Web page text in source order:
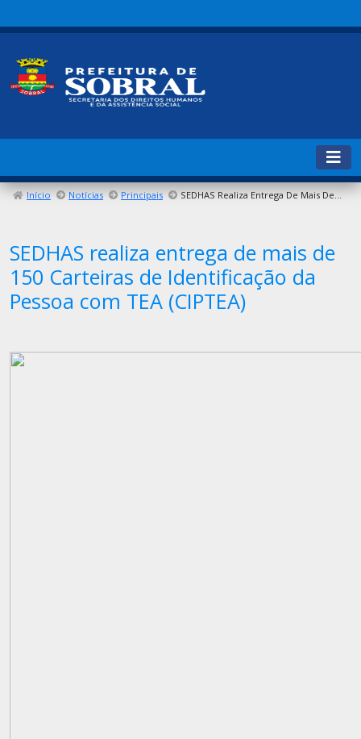
Início Notícias Principais SEDHAS Realiza Entrega De Mais De 150 Carteiras De Identificação Da Pessoa Com TEA (CIPTEA)
SEDHAS realiza entrega de mais de
150 Carteiras de Identificação da
Pessoa com TEA (CIPTEA)